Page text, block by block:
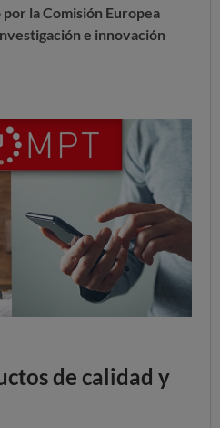
la Comisión Europea
e innovación
de calidad y